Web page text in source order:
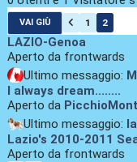
VAI GIÙ 1 2
LAZIO-Genoa
Aperto da frontwards
Ultimo messaggio:
I always dream........
Aperto da
Ultimo messaggio:
Lazio's 2010-2011
Aperto da frontwards